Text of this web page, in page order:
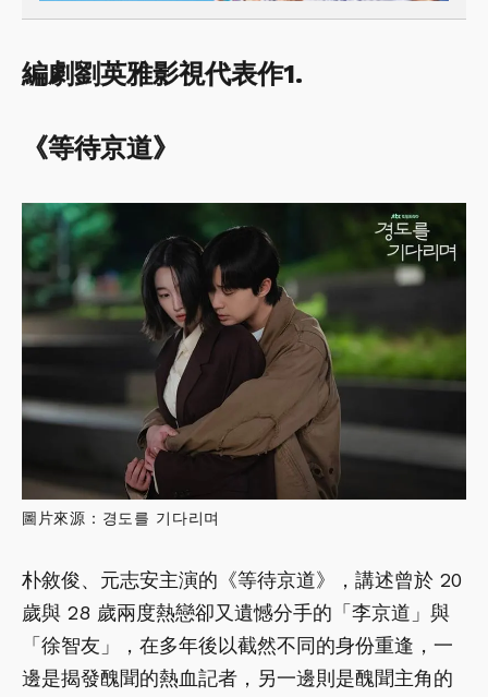
編劇劉英雅影視代表作1.
《等待京道》
圖片來源：경도를 기다리며
朴敘俊、元志安主演的《等待京道》，講述曾於 20
歲與 28 歲兩度熱戀卻又遺憾分手的「李京道」與
「徐智友」，在多年後以截然不同的身份重逢，一
邊是揭發醜聞的熱血記者，另一邊則是醜聞主角的